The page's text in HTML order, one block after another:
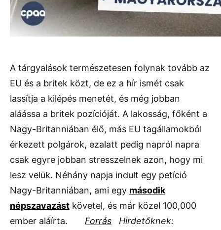
A tárgyalások természetesen folynak tovább az
EU és a britek közt, de ez a hír ismét csak
lassítja a kilépés menetét, és még jobban
aláássa a britek pozícióját. A lakosság, főként a
Nagy-Britanniában élő, más EU tagállamokból
érkezett polgárok, ezalatt pedig napról napra
csak egyre jobban stresszelnek azon, hogy mi
lesz velük. Néhány napja indult egy petíció
Nagy-Britanniában, ami egy második
népszavazást követel, és már közel 100,000
ember aláírta. Forrás Hirdetőknek: